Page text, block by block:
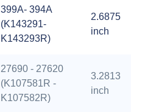
399A- 394A
(K143291-
K143293R)
2.6875
inch
27690 - 27620
(K107581R -
K107582R)
3.2813
inch